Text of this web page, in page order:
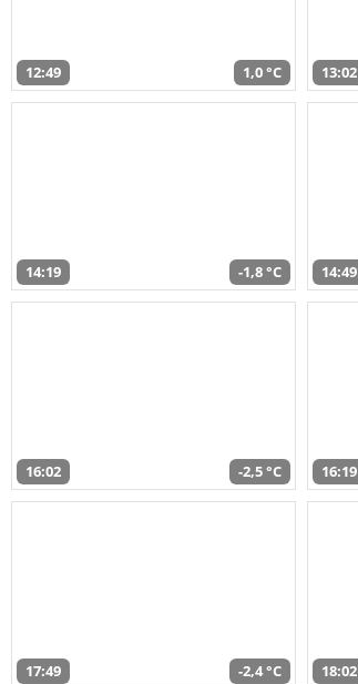
12:49 1,0 °C 13:02
14:19 -1,8 °C 14:49
16:02 -2,5 °C 16:19
17:49 -2,4 °C 18:02